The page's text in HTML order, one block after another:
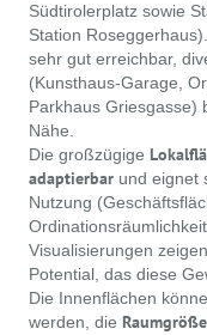
Südtirolerplatz sowie
Station
sehr gut erreichbar,
(Kunsthaus-Garage,
Parkhaus Griesgasse)
Nähe.
Die großzügige
adaptierbar und eignet
Nutzung
Visualisierungen
Potential, das diese
Die Innenflächen
werden, die